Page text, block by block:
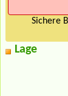
Sichere
Lage